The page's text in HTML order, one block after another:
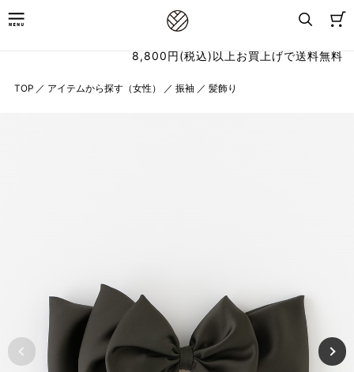
8,800円(税込)以上お買上げで送料無料
TOP ／ アイテムから探す（女性） ／ 振袖 ／ 髪飾り